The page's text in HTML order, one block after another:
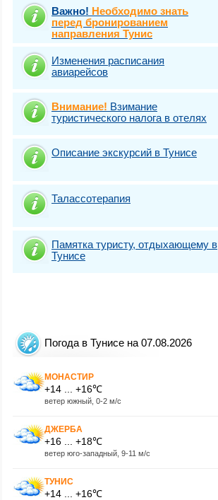
Важно! Необходимо знать
перед бронированием
направления Тунис
Изменения расписания
авиарейсов
Внимание! Взимание
туристического налога в отелях
Описание экскурсий в Тунисе
Талассотерапия
Памятка туристу, отдыхающему в
Тунисе
Погода в Тунисе на 07.08.2026
МОНАСТИР
+14 ... +16℃
ветер южный, 0-2 м/с
ДЖЕРБА
+16 ... +18℃
ветер юго-западный, 9-11 м/с
ТУНИС
+14 ... +16℃